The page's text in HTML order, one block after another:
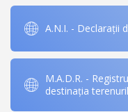
A.N.I. - Declarații
M.A.D.R. -
destinația